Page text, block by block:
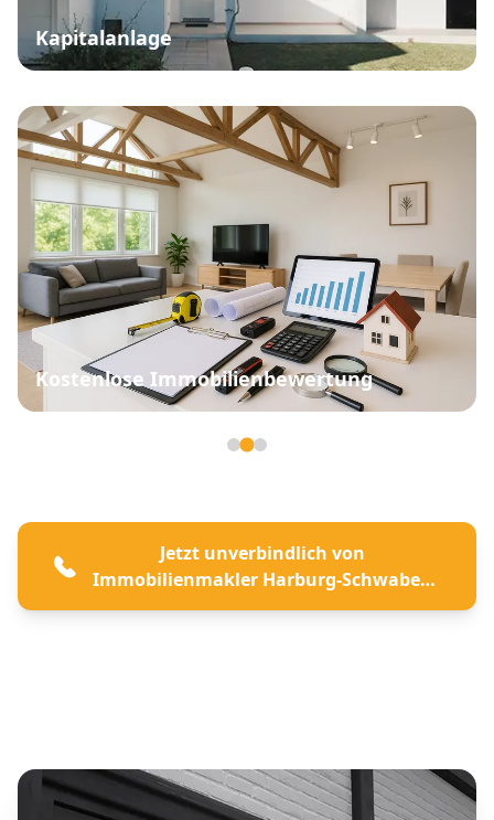
Kapitalanlage
Kostenlose Immobilienbewertung
Jetzt unverbindlich von
Immobilienmakler Harburg-Schwaben
beraten lassen